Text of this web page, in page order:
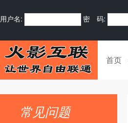
用户名: 密 码:
首页
常见问题